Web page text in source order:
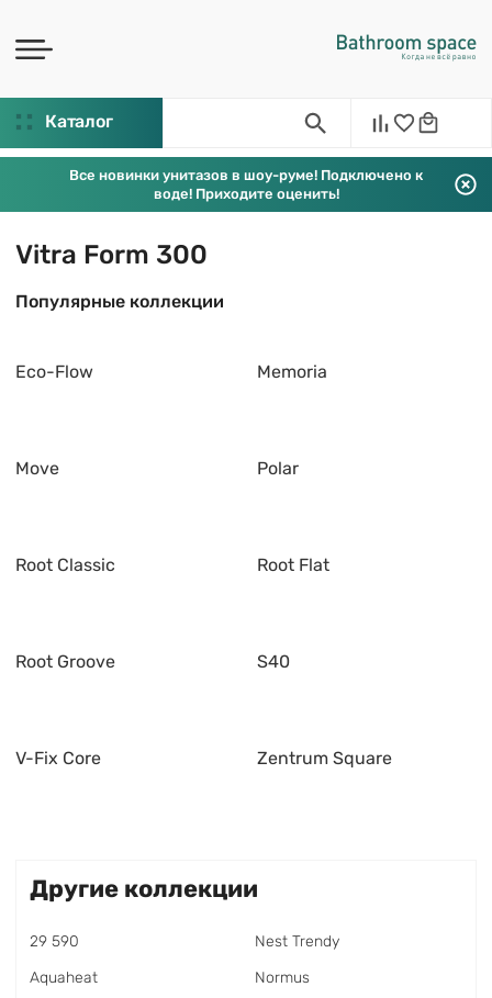
Каталог
Все новинки унитазов в шоу-руме! Подключено к
воде! Приходите оценить!
Vitra Form 300
Популярные коллекции
Eco-Flow Memoria
Move Polar
Root Classic Root Flat
Root Groove S40
V-Fix Core Zentrum Square
Другие коллекции
29 590
Aquaheat
Nest Trendy
Normus